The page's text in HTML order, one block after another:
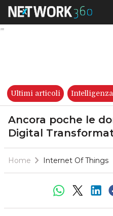
Ultimi articoli
Ancora poche le
Digital
Home Internet Of Things